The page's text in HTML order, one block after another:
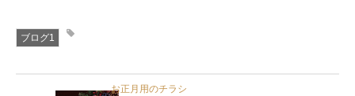
ブログ1
お正月用のチラシ